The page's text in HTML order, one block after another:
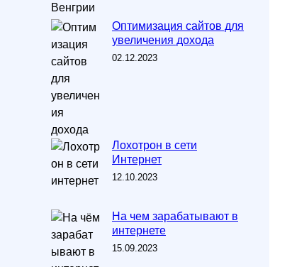
Оптимизация сайтов для
увеличения дохода
02.12.2023
Лохотрон в сети
Интернет
12.10.2023
На чем зарабатывают в
интернете
15.09.2023